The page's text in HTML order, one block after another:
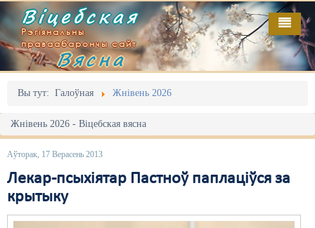
Віцебская
Рэгіянальны
праваабарончы сайт
Вясна
Вы тут: Галоўная Жнівень 2026
Жнівень 2026 - Віцебская вясна
Аўторак, 17 Верасень 2013
Лекар-псыхіятар Пастноў паплаціўся за
крытыку
Галоўная
Адміністрацыйны перасьлед
Акцыі
Выбары
Грамадзянскія ініцыятывы
Выданьні
Відэа
Пра нас
RSS